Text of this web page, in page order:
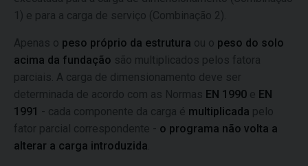
1) e para a carga de serviço (Combinação 2).
Apenas o peso próprio da estrutura ou o peso do solo
acima da fundação são multiplicados pelos fatora
parciais. A carga de dimensionamento deve ser
determinada de acordo com as Normas EN 1990 e EN
1991 - cada componente da carga é multiplicada pelo
fator parcial correspondente - o programa não volta a
alterar a carga introduzida